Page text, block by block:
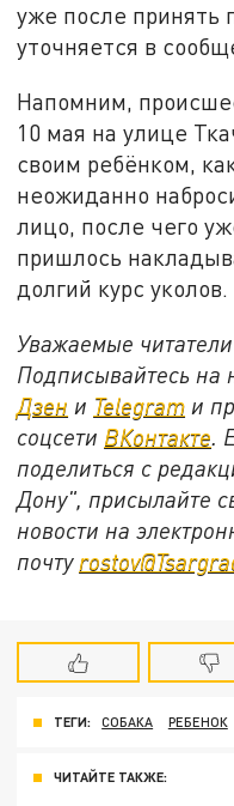
уже после принять
уточняется в
Напомним,
10 мая на улице
своим ребёнком,
неожиданно
лицо, после чего
пришлось
долгий курс уколов.
Уважаемые
Подписывайтесь
Дзен и Telegram и
соцсети ВКонтакте.
поделиться с
Дону", присылайте
новости на
почту
ТЕГИ: СОБАКА РЕБЕНОК
ЧИТАЙТЕ ТАКЖЕ: